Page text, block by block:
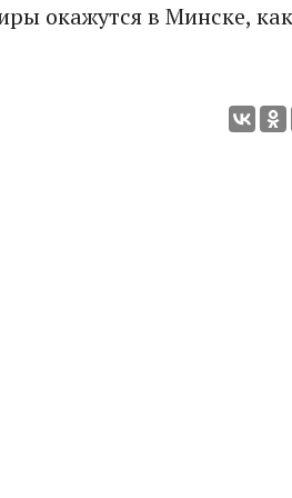
окажутся в Минске,